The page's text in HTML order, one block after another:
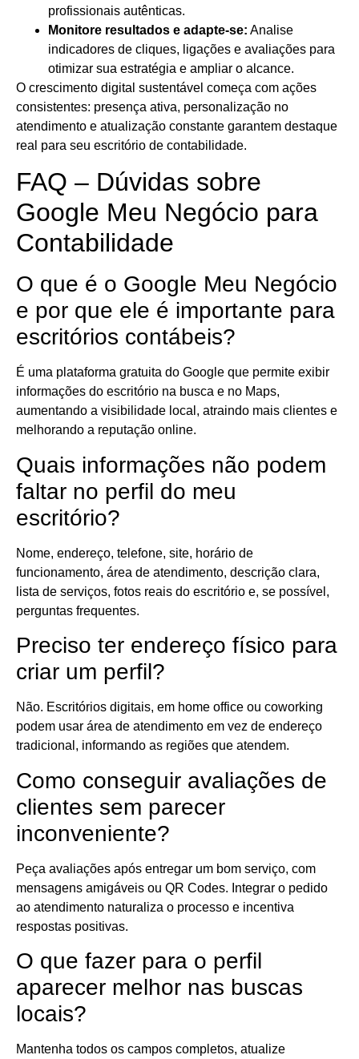
profissionais autênticas.
Monitore resultados e adapte-se: Analise
indicadores de cliques, ligações e avaliações para
otimizar sua estratégia e ampliar o alcance.
O crescimento digital sustentável começa com ações
consistentes: presença ativa, personalização no
atendimento e atualização constante garantem destaque
real para seu escritório de contabilidade.
FAQ – Dúvidas sobre
Google Meu Negócio para
Contabilidade
O que é o Google Meu Negócio
e por que ele é importante para
escritórios contábeis?
É uma plataforma gratuita do Google que permite exibir
informações do escritório na busca e no Maps,
aumentando a visibilidade local, atraindo mais clientes e
melhorando a reputação online.
Quais informações não podem
faltar no perfil do meu
escritório?
Nome, endereço, telefone, site, horário de
funcionamento, área de atendimento, descrição clara,
lista de serviços, fotos reais do escritório e, se possível,
perguntas frequentes.
Preciso ter endereço físico para
criar um perfil?
Não. Escritórios digitais, em home office ou coworking
podem usar área de atendimento em vez de endereço
tradicional, informando as regiões que atendem.
Como conseguir avaliações de
clientes sem parecer
inconveniente?
Peça avaliações após entregar um bom serviço, com
mensagens amigáveis ou QR Codes. Integrar o pedido
ao atendimento naturaliza o processo e incentiva
respostas positivas.
O que fazer para o perfil
aparecer melhor nas buscas
locais?
Mantenha todos os campos completos, atualize